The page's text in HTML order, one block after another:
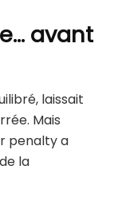
avant
laissait
Mais
penalty a
la